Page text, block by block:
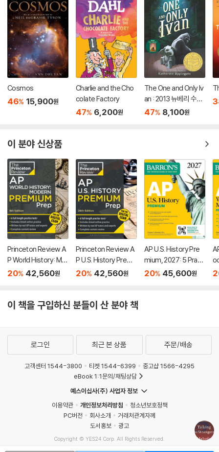
Cosmos
46% 15,900원
Charlie and the Cho
colate Factory
47% 6,200원
The One and Only Iv
an : 2013 뉴베리 수상
작
47% 8,100원
이 분야 신상품
Princeton Review A
P World History: Mo
dern Premium Prep,
ctice Online + Cont
20% 42,560원
Princeton Review A
P U.S. History Premi
um Prep, 26th Editio
line + Content Revie
20% 42,560원
AP U.S. History Pre
mium, 2027: 5 Practi
ce Tests + Compre
20% 45,600원
이 책을 구입하신 분들이 산 분야 책
로그인 최근 본 상품 주문/배송
고객센터 1544-3800 티켓 1544-6399
중고샵 1566-4295
eBook 1:1문의/채팅상담
예스이십사(주) 사업자 정보
이용약관
개인정보처리방침
청소년보호정책
PC버전
회사소개
거래처관계자께
도서홍보
광고
Copyright © YES24 Corp. All Rights Reserved.